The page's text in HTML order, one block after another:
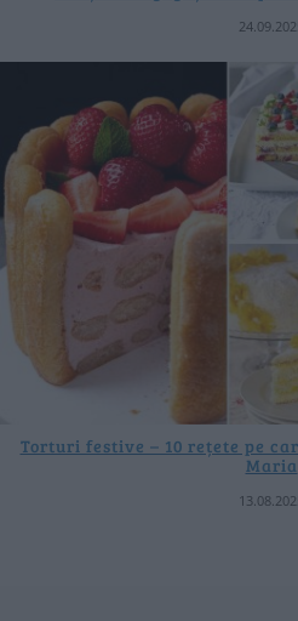
Torturi festive – 10 rețete pe
Maria